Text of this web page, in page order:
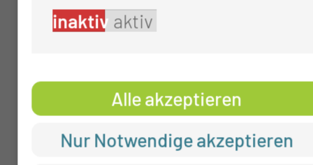
Die Unterweisungen durch eine
Trainer erfolgt regelmäßig
(Kinästhetik ist die Lehre von
der Bewegungsempfindung und
inaktiv aktiv
Alle akzeptieren
Nur Notwendige akzeptieren